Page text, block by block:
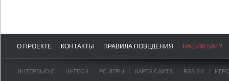
О ПРОЕКТЕ КОНТАКТЫ ПРАВИЛА ПОВЕДЕНИЯ НАШЛИ БАГ?
ИНТЕРВЬЮ С HI-TECH PC ИГРЫ КАРТА САЙТА RSS 2.0